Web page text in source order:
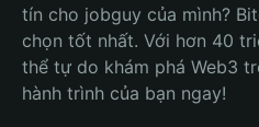
tín cho jobguy của mình?
chọn tốt nhất. Với hơn 40
thể tự do khám phá Web3
hành trình của bạn ngay!